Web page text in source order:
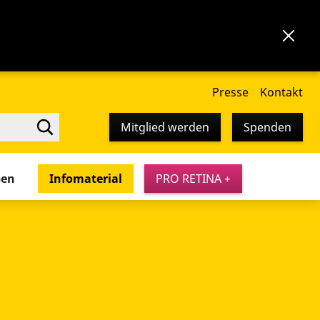
Presse Kontakt
Mitglied werden Spenden
Infomaterial PRO RETINA +